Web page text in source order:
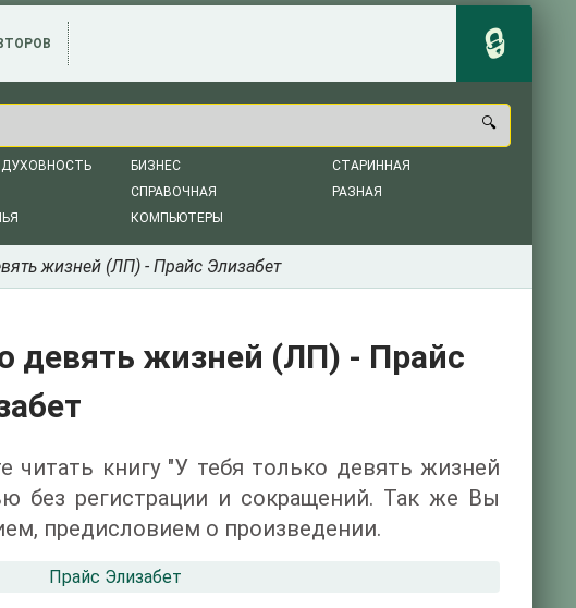
ДУХОВНОСТЬ
БИЗНЕС
СПРАВОЧНАЯ
КОМПЬЮТЕРЫ
СТАРИННАЯ
РАЗНАЯ
жизней (ЛП) - Прайс Элизабет
девять жизней (ЛП) - Прайс
читать книгу "У тебя только девять жизней
без регистрации и сокращений. Так же Вы
предисловием о произведении.
Прайс Элизабет